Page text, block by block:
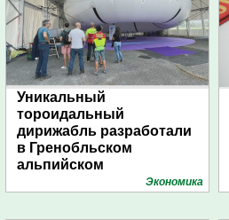
Уникальный
тороидальный
дирижабль разработали
в Гренобльском
альпийском
Экономика